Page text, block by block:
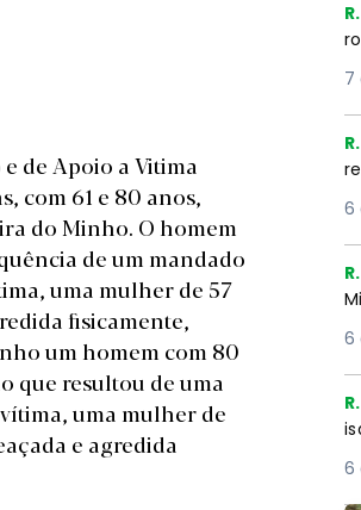
de Apoio a Vitima
com 61 e 80 anos,
do Minho. O homem
de um mandado
uma mulher de 57
fisicamente,
um homem com 80
que resultou de uma
uma mulher de
e agredida
R.
7
R.
6
R.
6
R.
6